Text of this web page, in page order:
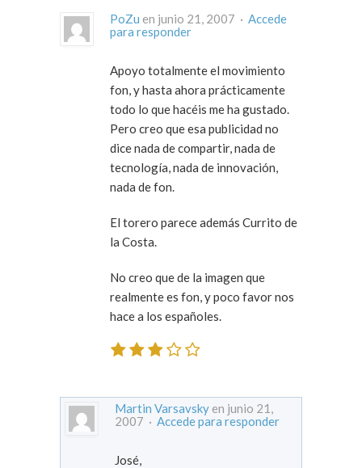
PoZu en junio 21, 2007 · Accede
para responder
Apoyo totalmente el movimiento
fon, y hasta ahora prácticamente
todo lo que hacéis me ha gustado.
Pero creo que esa publicidad no
dice nada de compartir, nada de
tecnología, nada de innovación,
nada de fon.
El torero parece además Currito de
la Costa.
No creo que de la imagen que
realmente es fon, y poco favor nos
hace a los españoles.
Martin Varsavsky en junio 21,
2007 · Accede para responder
José,